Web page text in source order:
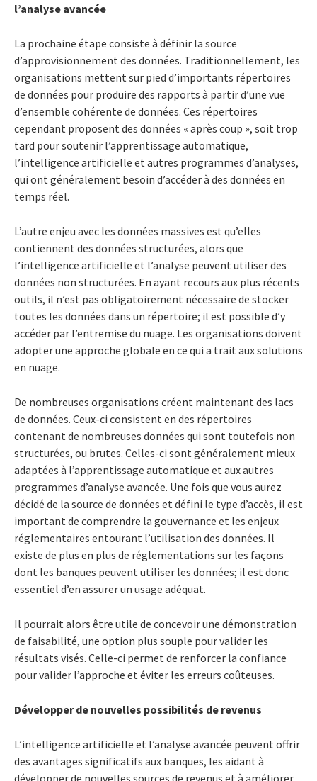
l’analyse avancée
La prochaine étape consiste à définir la source
d’approvisionnement des données. Traditionnellement, les
organisations mettent sur pied d’importants répertoires
de données pour produire des rapports à partir d’une vue
d’ensemble cohérente de données. Ces répertoires
cependant proposent des données « après coup », soit trop
tard pour soutenir l’apprentissage automatique,
l’intelligence artificielle et autres programmes d’analyses,
qui ont généralement besoin d’accéder à des données en
temps réel.
L’autre enjeu avec les données massives est qu’elles
contiennent des données structurées, alors que
l’intelligence artificielle et l’analyse peuvent utiliser des
données non structurées. En ayant recours aux plus récents
outils, il n’est pas obligatoirement nécessaire de stocker
toutes les données dans un répertoire; il est possible d’y
accéder par l’entremise du nuage. Les organisations doivent
adopter une approche globale en ce qui a trait aux solutions
en nuage.
De nombreuses organisations créent maintenant des lacs
de données. Ceux-ci consistent en des répertoires
contenant de nombreuses données qui sont toutefois non
structurées, ou brutes. Celles-ci sont généralement mieux
adaptées à l’apprentissage automatique et aux autres
programmes d’analyse avancée. Une fois que vous aurez
décidé de la source de données et défini le type d’accès, il est
important de comprendre la gouvernance et les enjeux
réglementaires entourant l’utilisation des données. Il
existe de plus en plus de réglementations sur les façons
dont les banques peuvent utiliser les données; il est donc
essentiel d’en assurer un usage adéquat.
Il pourrait alors être utile de concevoir une démonstration
de faisabilité, une option plus souple pour valider les
résultats visés. Celle-ci permet de renforcer la confiance
pour valider l’approche et éviter les erreurs coûteuses.
Développer de nouvelles possibilités de revenus
L’intelligence artificielle et l’analyse avancée peuvent offrir
des avantages significatifs aux banques, les aidant à
développer de nouvelles sources de revenus et à améliorer